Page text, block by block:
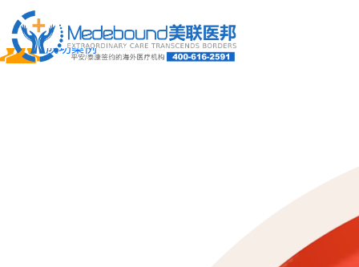
关于我们
成功案例